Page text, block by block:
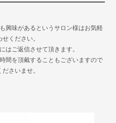
興味があるというサロン様はお気軽
ください。
はご返信させて頂きます。
間を頂戴することもございますので
さいませ。